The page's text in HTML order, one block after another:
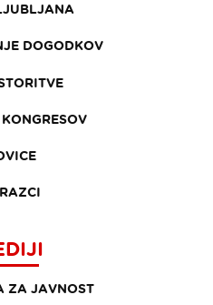
DOGODKOV
ZA JAVNOST